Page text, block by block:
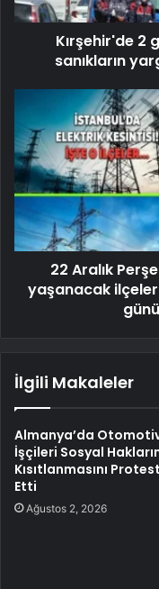
Kırşehir'de 2
sanıkların
22 Aralık
yaşanacak ilçeler
İlgili Makaleler
Almanya’da
İşçileri Sosyal
Kısıtlanmasını
Etti
Ağustos 2, 2026